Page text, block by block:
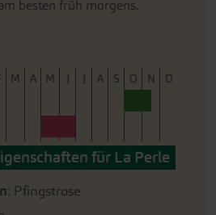
besten früh morgens.
M A M J J A S O N
D
für La Perle
: Pfingstrose